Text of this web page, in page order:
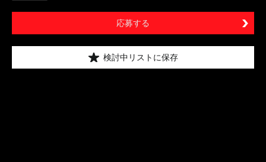
応募する
検討中リストに保存